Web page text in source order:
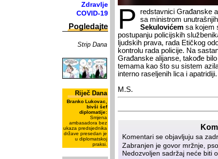
Zdravlje
COVID-19
Pogledajte
Strip Dana
Riječ Dana
Branko Lukovac,
bivši šef
diplomatije:
Smjena
ambasadora bez
ukaza predsjednika
države presedan je
u diplomatskoj
praksi.
P
redstavnici Građanske
sa ministrom
Sekulovićem sa kojem
postupanju policijskih
ljudskih prava, rada Etičkog
kontrolu rada policije. Na
Građanske alijanse, takođe
temama kao što su sistem
interno raseljenih lica i apatridiji.
M.S.
Komentari se objavljuju sa
Zabranjen je govor mržnje,
Nedozvoljen sadržaj neće biti